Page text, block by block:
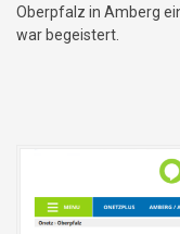
Oberpfalz in Amberg
war begeistert.